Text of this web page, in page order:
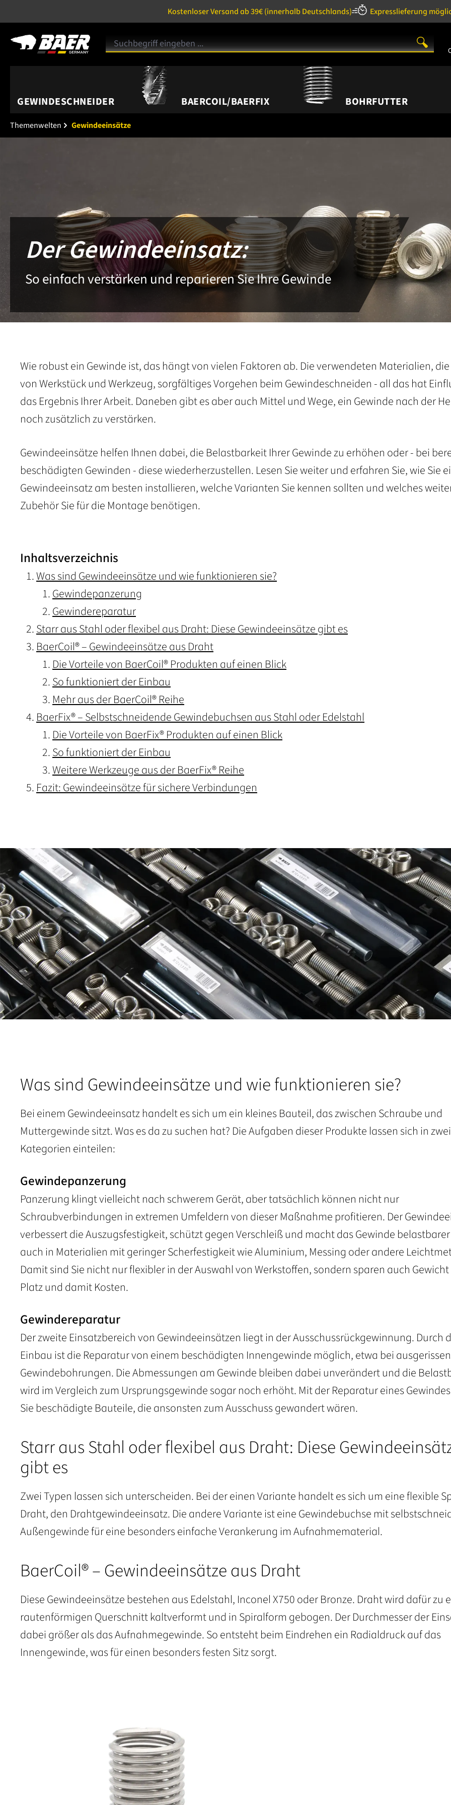
Kostenloser Versand ab 39€(innerhalb Deutschlands) Expresslieferung
GEWINDESCHNEIDER BAERCOIL/BAERFIX BOHRFUTTER
Themenwelten Gewindeeinsätze
Der Gewindeeinsatz:
So einfach verstärken und reparieren Sie Ihre Gewinde
Wie robust ein Gewinde ist, das hängt von vielen Faktoren ab. Die verwendeten Materialien,
von Werkstück und Werkzeug, sorgfältiges Vorgehen beim Gewindeschneiden - all das hat
das Ergebnis Ihrer Arbeit. Daneben gibt es aber auch Mittel und Wege, ein Gewinde nach der
noch zusätzlich zu verstärken.
Gewindeeinsätze helfen Ihnen dabei, die Belastbarkeit Ihrer Gewinde zu erhöhen oder - bei
beschädigten Gewinden - diese wiederherzustellen. Lesen Sie weiter und erfahren Sie, wie Sie
Gewindeeinsatz am besten installieren, welche Varianten Sie kennen sollten und welches
Zubehör Sie für die Montage benötigen.
Inhaltsverzeichnis
Was sind Gewindeeinsätze und wie funktionieren sie?
Gewindepanzerung
Gewindereparatur
Starr aus Stahl oder flexibel aus Draht: Diese Gewindeeinsätze gibt es
BaerCoil® – Gewindeeinsätze aus Draht
Die Vorteile von BaerCoil® Produkten auf einen Blick
So funktioniert der Einbau
Mehr aus der BaerCoil® Reihe
BaerFix® – Selbstschneidende Gewindebuchsen aus Stahl oder Edelstahl
Die Vorteile von BaerFix® Produkten auf einen Blick
So funktioniert der Einbau
Weitere Werkzeuge aus der BaerFix® Reihe
Fazit: Gewindeeinsätze für sichere Verbindungen
Was sind Gewindeeinsätze und wie funktionieren sie?
Bei einem Gewindeeinsatz handelt es sich um ein kleines Bauteil, das zwischen Schraube und
Muttergewinde sitzt. Was es da zu suchen hat? Die Aufgaben dieser Produkte lassen sich in zwei
Kategorien einteilen:
Gewindepanzerung
Panzerung klingt vielleicht nach schwerem Gerät, aber tatsächlich können nicht nur
Schraubverbindungen in extremen Umfeldern von dieser Maßnahme profitieren. Der
verbessert die Auszugsfestigkeit, schützt gegen Verschleiß und macht das Gewinde
auch in Materialien mit geringer Scherfestigkeit wie Aluminium, Messing oder andere
Damit sind Sie nicht nur flexibler in der Auswahl von Werkstoffen, sondern sparen auch
Platz und damit Kosten.
Gewindereparatur
Der zweite Einsatzbereich von Gewindeeinsätzen liegt in der Ausschussrückgewinnung. Durch
Einbau ist die Reparatur von einem beschädigten Innengewinde möglich, etwa bei
Gewindebohrungen. Die Abmessungen am Gewinde bleiben dabei unverändert und die
wird im Vergleich zum Ursprungsgewinde sogar noch erhöht. Mit der Reparatur eines
Sie beschädigte Bauteile, die ansonsten zum Ausschuss gewandert wären.
Starr aus Stahl oder flexibel aus Draht: Diese
gibt es
Zwei Typen lassen sich unterscheiden. Bei der einen Variante handelt es sich um eine flexible
Draht, den Drahtgewindeeinsatz. Die andere Variante ist eine Gewindebuchse mit
Außengewinde für eine besonders einfache Verankerung im Aufnahmematerial.
BaerCoil® – Gewindeeinsätze aus Draht
Diese Gewindeeinsätze bestehen aus Edelstahl, Inconel X750 oder Bronze. Draht wird dafür zu
rautenförmigen Querschnitt kaltverformt und in Spiralform gebogen. Der Durchmesser der
dabei größer als das Aufnahmegewinde. So entsteht beim Eindrehen ein Radialdruck auf das
Innengewinde, was für einen besonders festen Sitz sorgt.